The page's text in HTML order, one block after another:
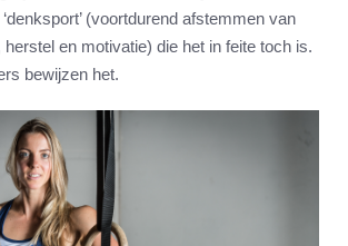
(voortdurend afstemmen van
herstel en motivatie) die het in feite toch is.
bewijzen het.